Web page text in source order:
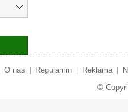
O nas Regulamin Reklama
©